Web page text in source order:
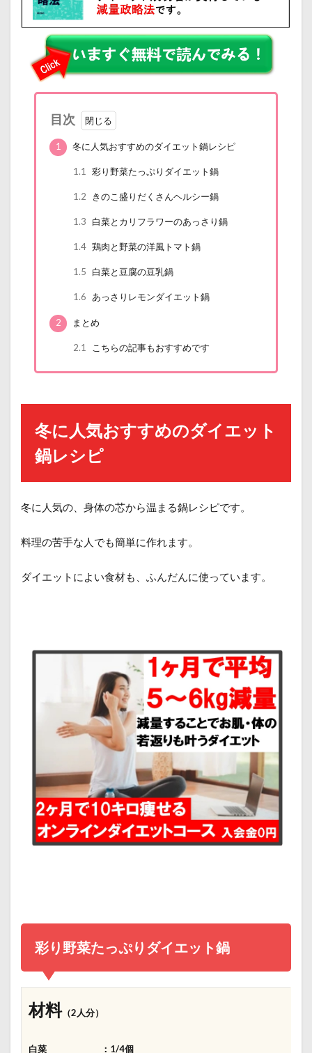
目次
1 冬に人気おすすめのダイエット鍋レシピ
1.1 彩り野菜たっぷりダイエット鍋
1.2 きのこ盛りだくさんヘルシー鍋
1.3 白菜とカリフラワーのあっさり鍋
1.4 鶏肉と野菜の洋風トマト鍋
1.5 白菜と豆腐の豆乳鍋
1.6 あっさりレモンダイエット鍋
2 まとめ
2.1 こちらの記事もおすすめです
冬に人気おすすめのダイエット
鍋レシピ
冬に人気の、身体の芯から温まる鍋レシピです。
料理の苦手な人でも簡単に作れます。
ダイエットによい食材も、ふんだんに使っています。
彩り野菜たっぷりダイエット鍋
材料（2人分）
白菜 ：1/4個